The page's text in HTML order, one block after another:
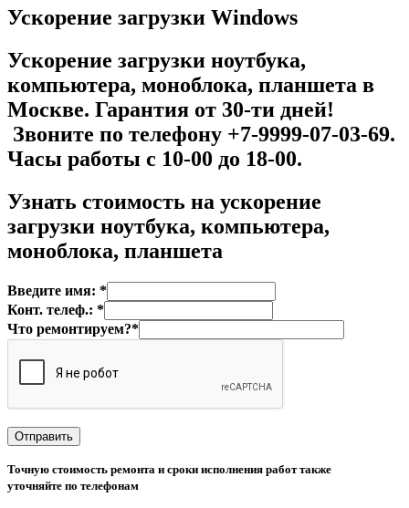
Ускорение загрузки Windows
Ускорение загрузки ноутбука,
компьютера, моноблока, планшета в
Москве. Гарантия от 30-ти дней!
Звоните по телефону +7-9999-07-03-69.
Часы работы с 10-00 до 18-00.
Узнать стоимость на ускорение
загрузки ноутбука, компьютера,
моноблока, планшета
Введите имя: *
Конт. телеф.: *
Что ремонтируем?*
Точную стоимость ремонта и сроки исполнения работ также
уточняйте по телефонам